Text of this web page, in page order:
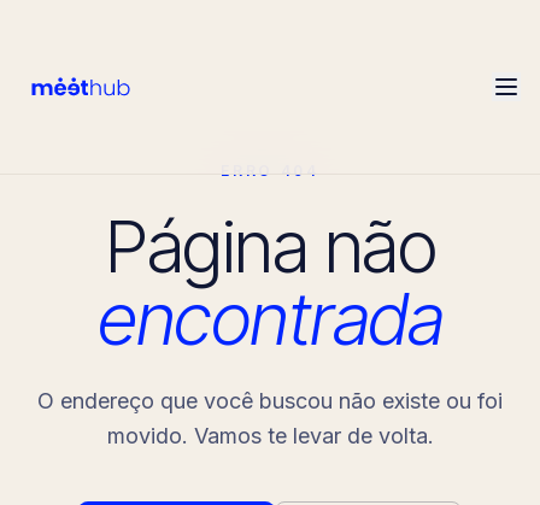
ERRO 404
Página não
encontrada
O endereço que você buscou não existe ou foi
movido. Vamos te levar de volta.